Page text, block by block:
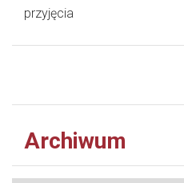
przyjęcia
Archiwum